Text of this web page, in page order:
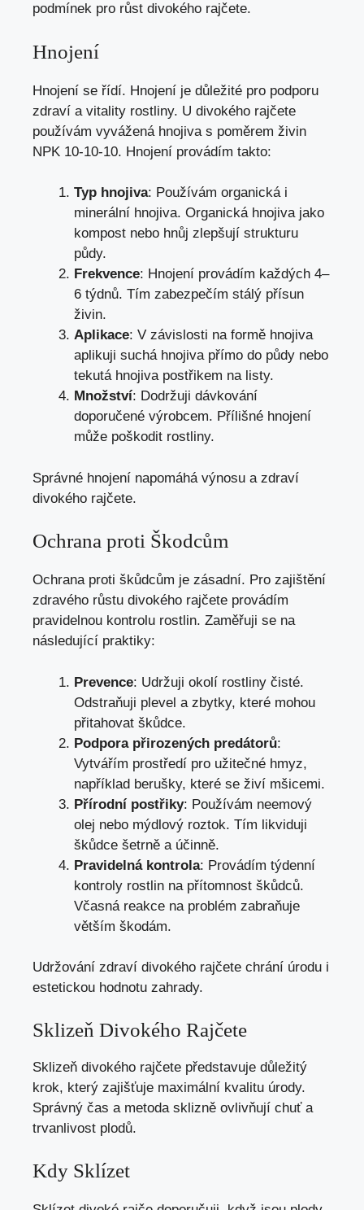
podmínek pro růst divokého rajčete.
Hnojení
Hnojení se řídí. Hnojení je důležité pro podporu
zdraví a vitality rostliny. U divokého rajčete
používám vyvážená hnojiva s poměrem živin
NPK 10-10-10. Hnojení provádím takto:
Typ hnojiva: Používám organická i
minerální hnojiva. Organická hnojiva jako
kompost nebo hnůj zlepšují strukturu
půdy.
Frekvence: Hnojení provádím každých 4–
6 týdnů. Tím zabezpečím stálý přísun
živin.
Aplikace: V závislosti na formě hnojiva
aplikuji suchá hnojiva přímo do půdy nebo
tekutá hnojiva postřikem na listy.
Množství: Dodržuji dávkování
doporučené výrobcem. Přílišné hnojení
může poškodit rostliny.
Správné hnojení napomáhá výnosu a zdraví
divokého rajčete.
Ochrana proti Škodcům
Ochrana proti škůdcům je zásadní. Pro zajištění
zdravého růstu divokého rajčete provádím
pravidelnou kontrolu rostlin. Zaměřuji se na
následující praktiky:
Prevence: Udržuji okolí rostliny čisté.
Odstraňuji plevel a zbytky, které mohou
přitahovat škůdce.
Podpora přirozených predátorů:
Vytvářím prostředí pro užitečné hmyz,
například berušky, které se živí mšicemi.
Přírodní postřiky: Používám neemový
olej nebo mýdlový roztok. Tím likviduji
škůdce šetrně a účinně.
Pravidelná kontrola: Provádím týdenní
kontroly rostlin na přítomnost škůdců.
Včasná reakce na problém zabraňuje
větším škodám.
Udržování zdraví divokého rajčete chrání úrodu i
estetickou hodnotu zahrady.
Sklizeň Divokého Rajčete
Sklizeň divokého rajčete představuje důležitý
krok, který zajišťuje maximální kvalitu úrody.
Správný čas a metoda sklizně ovlivňují chuť a
trvanlivost plodů.
Kdy Sklízet